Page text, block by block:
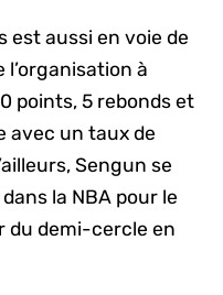
est aussi en voie de
à
points, 5 rebonds et
avec un taux de
Sengun se
la NBA pour le
du demi-cercle en